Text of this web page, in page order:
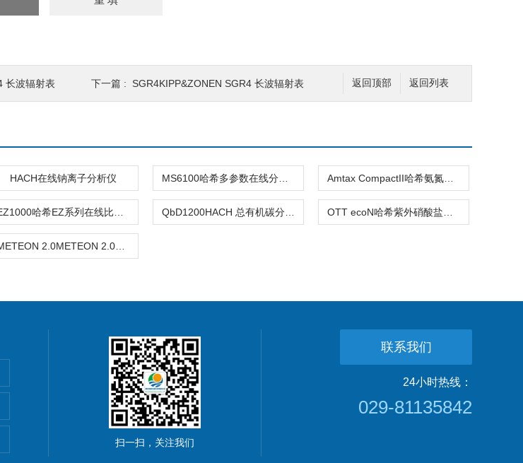
返回列表
返回顶部
长波辐射表 下一篇 : SGR4KIPP&ZONEN SGR4 长波辐射表
HACH在线钠离子分析仪
扫一扫，关注我们
联系我们
24小时热线：
029-81135842